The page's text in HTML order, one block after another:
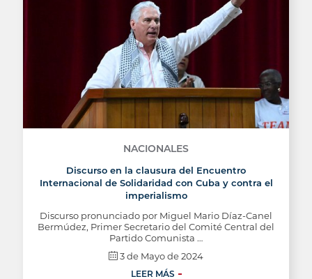
NACIONALES
Discurso en la clausura del Encuentro
Internacional de Solidaridad con Cuba y contra el
imperialismo
Discurso pronunciado por Miguel Mario Díaz-Canel
Bermúdez, Primer Secretario del Comité Central del
Partido Comunista …
3 de Mayo de 2024
LEER MÁS